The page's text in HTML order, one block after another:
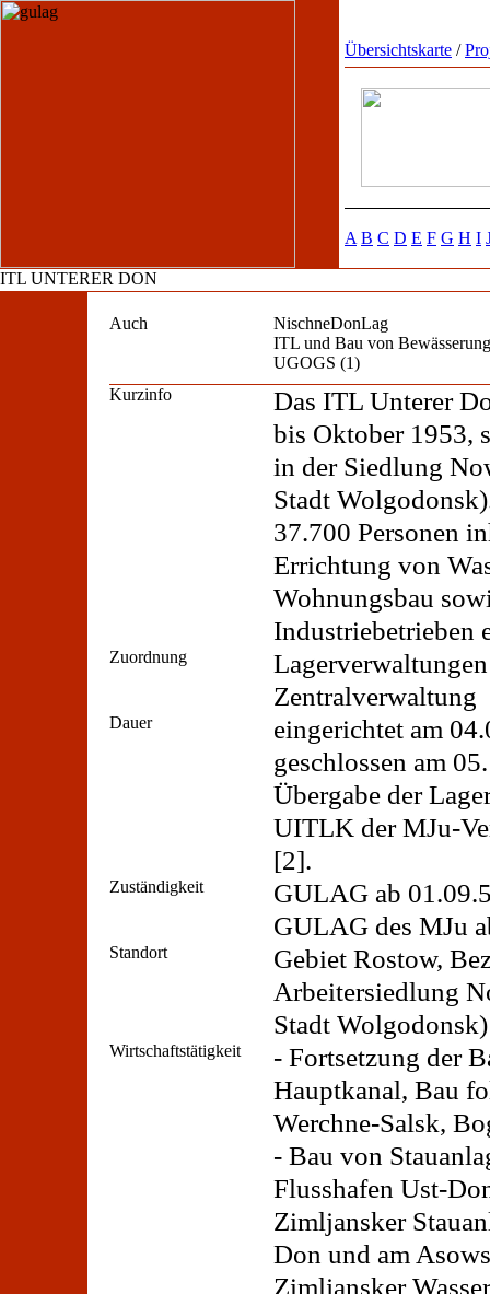
Übersichtskarte /
A B C D E F G H I
ITL UNTERER DON
Auch
NischneDonLag
ITL und Bau von
UGOGS (1)
Kurzinfo
Das ITL Unterer
bis Oktober 1953,
in der Siedlung
Stadt
37.700 Personen
Errichtung von
Wohnungsbau
Industriebetrieben
Zuordnung
Zentralverwaltung
Dauer
eingerichtet am
geschlossen am
Übergabe der
UITLK der MJu-
[2].
Zuständigkeit
GULAG ab
GULAG des MJu
Standort
Gebiet Rostow,
Arbeitersiedlung
Stadt
Wirtschaftstätigkeit
- Fortsetzung der
Hauptkanal, Bau
Werchne-Salsk,
- Bau von
Flusshafen Ust-
Zimljansker
Don und am
Zimljansker